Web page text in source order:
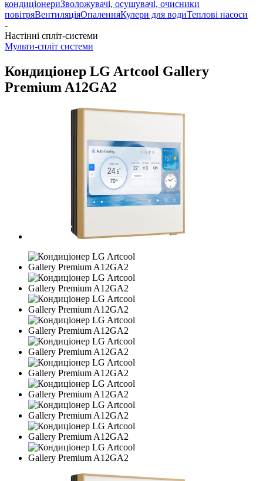
кондиціонериЗволожувачі, осушувачі, очисники
повітряВентиляціяОпаленняКулери для водиТеплові насоси
-
Настінні спліт-системи
Мульти-спліт системи
Кондиціонер LG Artcool Gallery
Premium A12GA2